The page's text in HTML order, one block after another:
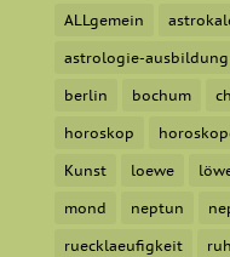
ALLgemein
astrologie-ausbildung
berlin bochum
horoskop
Kunst loewe
mond neptun
ruecklaeufigkeit